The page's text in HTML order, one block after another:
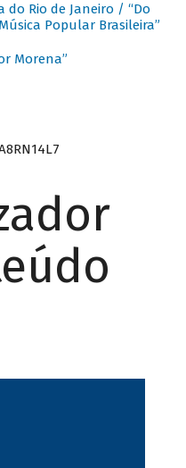
do Rio de Janeiro / “Do
Popular Brasileira”
Morena”